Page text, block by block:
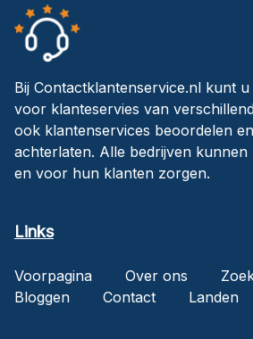
Bij Contactklantenservice.nl kunt
voor klanteservies van
ook klantenservices beoordelen
achterlaten. Alle bedrijven
en voor hun klanten zorgen.
Links
Voorpagina Over ons
Bloggen
Contact Landen